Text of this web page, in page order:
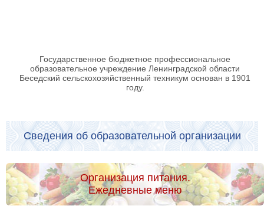
Государственное бюджетное профессиональное
образовательное учреждение Ленинградской области
Беседский сельскохозяйственный техникум основан в 1901
году.
Сведения об образовательной организации
Организация питания.
Ежедневные меню